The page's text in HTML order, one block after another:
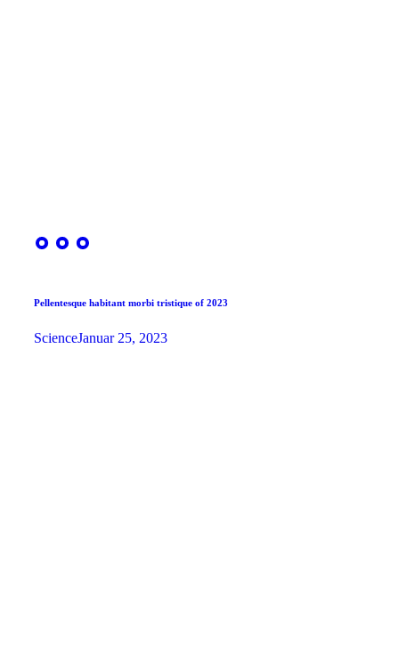
Pellentesque habitant morbi tristique of 2023
ScienceJanuar 25, 2023